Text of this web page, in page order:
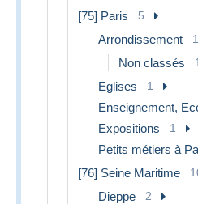
[75] Paris 5
Arrondissement 1
Non classés 1
Eglises 1
Expositions 1
Petits métiers à
[76] Seine Maritime
Dieppe 2